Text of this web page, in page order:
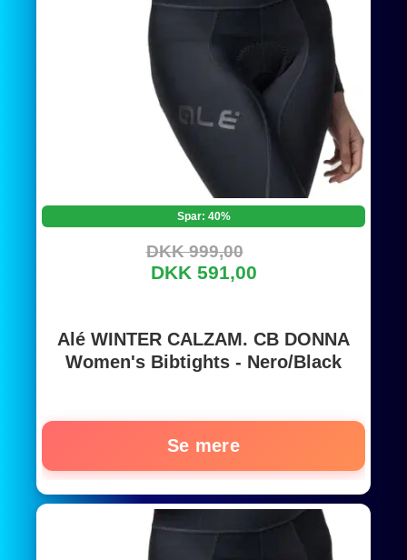
Spar: 40%
DKK 999,00
DKK 591,00
Alé WINTER CALZAM. CB DONNA
Women's Bibtights - Nero/Black
Se mere